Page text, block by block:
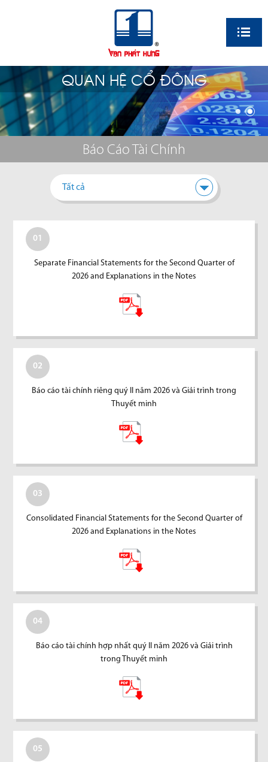
QUAN HỆ CỔ ĐÔNG
Báo Cáo Tài Chính
Tất cả
01
Separate Financial Statements for the Second Quarter of
2026 and Explanations in the Notes
02
Báo cáo tài chính riêng quý II năm 2026 và Giải trình trong
Thuyết minh
03
Consolidated Financial Statements for the Second Quarter of
2026 and Explanations in the Notes
04
Báo cáo tài chính hợp nhất quý II năm 2026 và Giải trình
trong Thuyết minh
05